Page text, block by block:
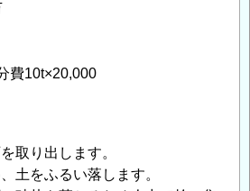
費10t×20,000
取り出します。
土をふるい落します。